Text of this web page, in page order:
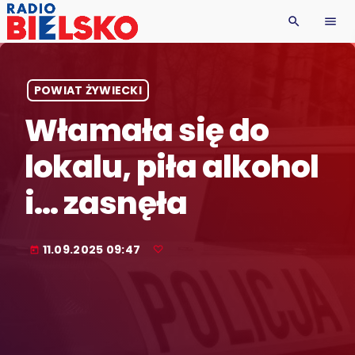
search menu
POWIAT ŻYWIECKI
Włamała się do
lokalu, piła alkohol
i… zasnęła
today 11.09.2025 09:47